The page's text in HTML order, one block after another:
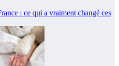
: ce qui a vraiment changé ces